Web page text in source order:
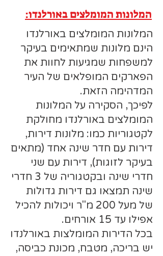
המלונות המומלצים באורלנדו:
המלונות המומלצים באורלנדו
הינם מלונות שמתאימים בעיקר
למשפחות שמגיעות לחוות את
הפארקים המופלאים של העיר
המדהימה הזאת.
לפיכך, הסקירה על המלונות
המומלצים באורלנדו מחולקת
לקטגוריות כמו: מלונות דירות,
דירות עם חדר שינה אחד (מתאים
בעיקר לזוגות), דירות עם שני
חדרי שינה ובקטגוריה של 3 חדרי
שינה תמצאו גם דירות גדולות
של מעל 200 מ"ר ויכולות להכיל
אפילו עד 15 אורחים.
בכל הדירות המומלצות באורלנדו
יש בריכה, מטבח, מכונת כביסה,